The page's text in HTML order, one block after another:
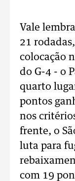
Vale
21
colocação
do G-4 - o
quarto
pontos
nos
frente, o
luta para
com 19